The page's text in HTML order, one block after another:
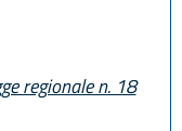
regionale n. 18